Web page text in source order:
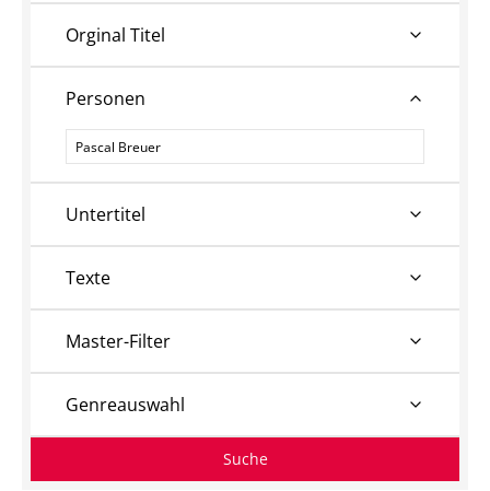
Orginal Titel
Personen
Personen
Untertitel
Texte
Master-Filter
Genreauswahl
Suche